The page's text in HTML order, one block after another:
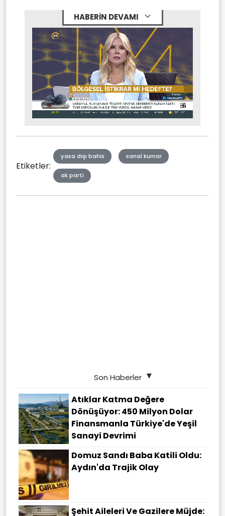
HABERİN DEVAMI
Mute Stream
Etiketler:
yasa dışı bahis sanal kumar
ak parti
Son Haberler
Atıklar Katma Değere
Dönüşüyor: 450 Milyon Dolar
Finansmanla Türkiye'de Yeşil
Sanayi Devrimi
Domuz Sandı Baba Katili Oldu:
Aydın'da Trajik Olay
Şehit Aileleri Ve Gazilere Müjde: